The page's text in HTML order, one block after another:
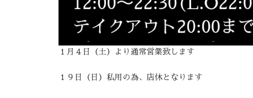
１月４日（土）より通常営業致します
１９日（日）私用の為、店休となります